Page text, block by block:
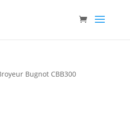
Bugnot CBB300